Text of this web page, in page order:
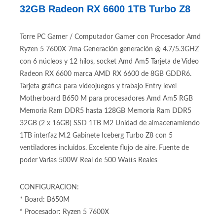
32GB Radeon RX 6600 1TB Turbo Z8
Torre PC Gamer / Computador Gamer con Procesador Amd
Ryzen 5 7600X 7ma Generación generación @ 4.7/5.3GHZ
con 6 núcleos y 12 hilos, socket Amd Am5 Tarjeta de Video
Radeon RX 6600 marca AMD RX 6600 de 8GB GDDR6.
Tarjeta gráfica para videojuegos y trabajo Entry level
Motherboard B650 M para procesadores Amd Am5 RGB
Memoria Ram DDR5 hasta 128GB Memoria Ram DDR5
32GB (2 x 16GB) SSD 1TB M2 Unidad de almacenamiendo
1TB interfaz M.2 Gabinete Iceberg Turbo Z8 con 5
ventiladores incluidos. Excelente flujo de aire. Fuente de
poder Varias 500W Real de 500 Watts Reales
CONFIGURACION:
* Board: B650M
* Procesador: Ryzen 5 7600X